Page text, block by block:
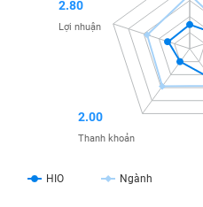
HIO Ngành
2.00
Thanh khoản
2.80
Lợi nhuận